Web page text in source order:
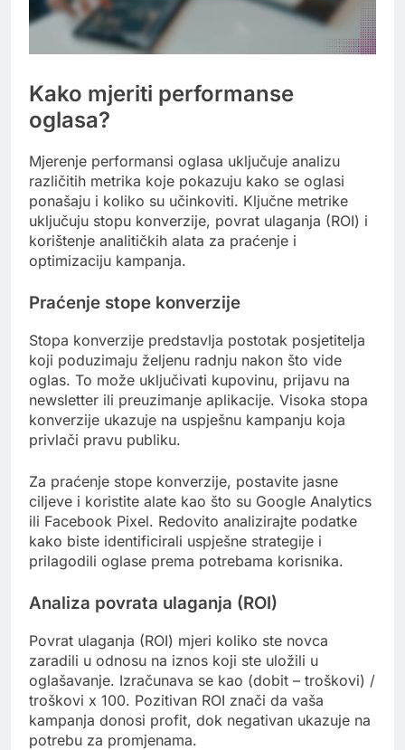
Kako mjeriti performanse
oglasa?
Mjerenje performansi oglasa uključuje analizu
različitih metrika koje pokazuju kako se oglasi
ponašaju i koliko su učinkoviti. Ključne metrike
uključuju stopu konverzije, povrat ulaganja (ROI) i
korištenje analitičkih alata za praćenje i
optimizaciju kampanja.
Praćenje stope konverzije
Stopa konverzije predstavlja postotak posjetitelja
koji poduzimaju željenu radnju nakon što vide
oglas. To može uključivati kupovinu, prijavu na
newsletter ili preuzimanje aplikacije. Visoka stopa
konverzije ukazuje na uspješnu kampanju koja
privlači pravu publiku.
Za praćenje stope konverzije, postavite jasne
ciljeve i koristite alate kao što su Google Analytics
ili Facebook Pixel. Redovito analizirajte podatke
kako biste identificirali uspješne strategije i
prilagodili oglase prema potrebama korisnika.
Analiza povrata ulaganja (ROI)
Povrat ulaganja (ROI) mjeri koliko ste novca
zaradili u odnosu na iznos koji ste uložili u
oglašavanje. Izračunava se kao (dobit – troškovi) /
troškovi x 100. Pozitivan ROI znači da vaša
kampanja donosi profit, dok negativan ukazuje na
potrebu za promjenama.